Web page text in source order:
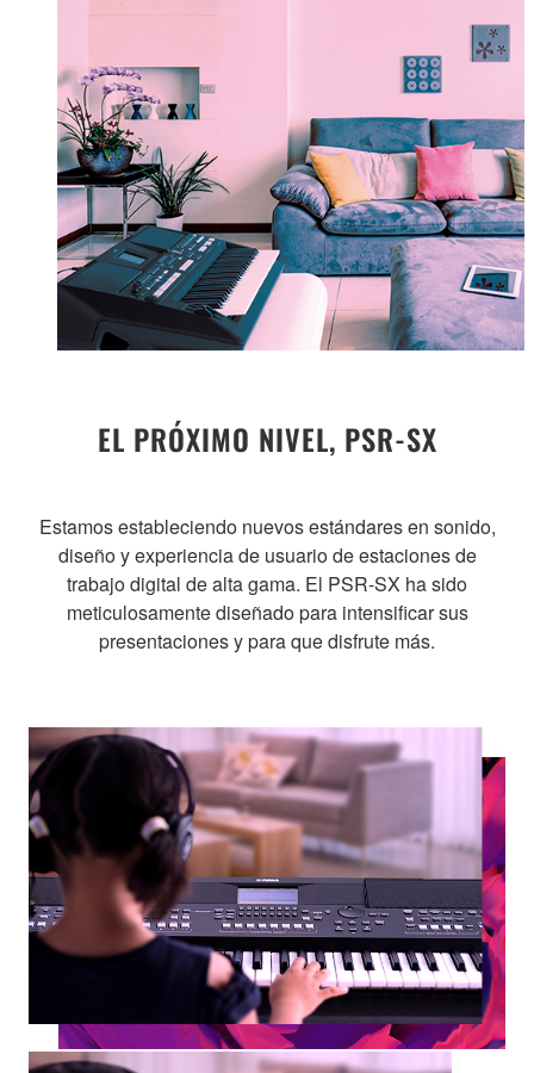
EL PRÓXIMO NIVEL, PSR-SX
Estamos estableciendo nuevos estándares en sonido,
diseño y experiencia de usuario de estaciones de
trabajo digital de alta gama. El PSR-SX ha sido
meticulosamente diseñado para intensificar sus
presentaciones y para que disfrute más.